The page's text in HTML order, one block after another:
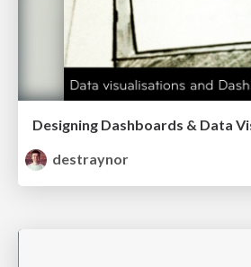
destraynor